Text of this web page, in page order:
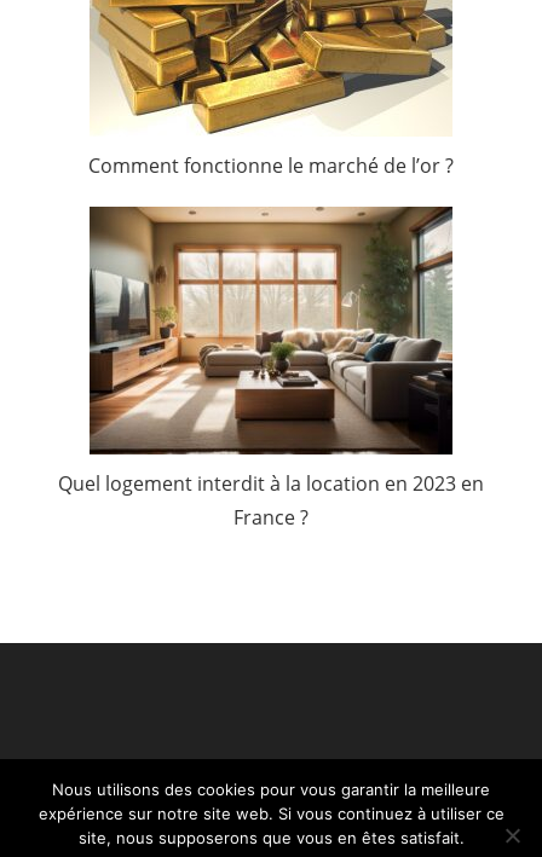
Comment fonctionne le marché de l’or ?
Quel logement interdit à la location en 2023 en
France ?
Nous utilisons des cookies pour vous garantir la meilleure
expérience sur notre site web. Si vous continuez à utiliser ce
site, nous supposerons que vous en êtes satisfait.